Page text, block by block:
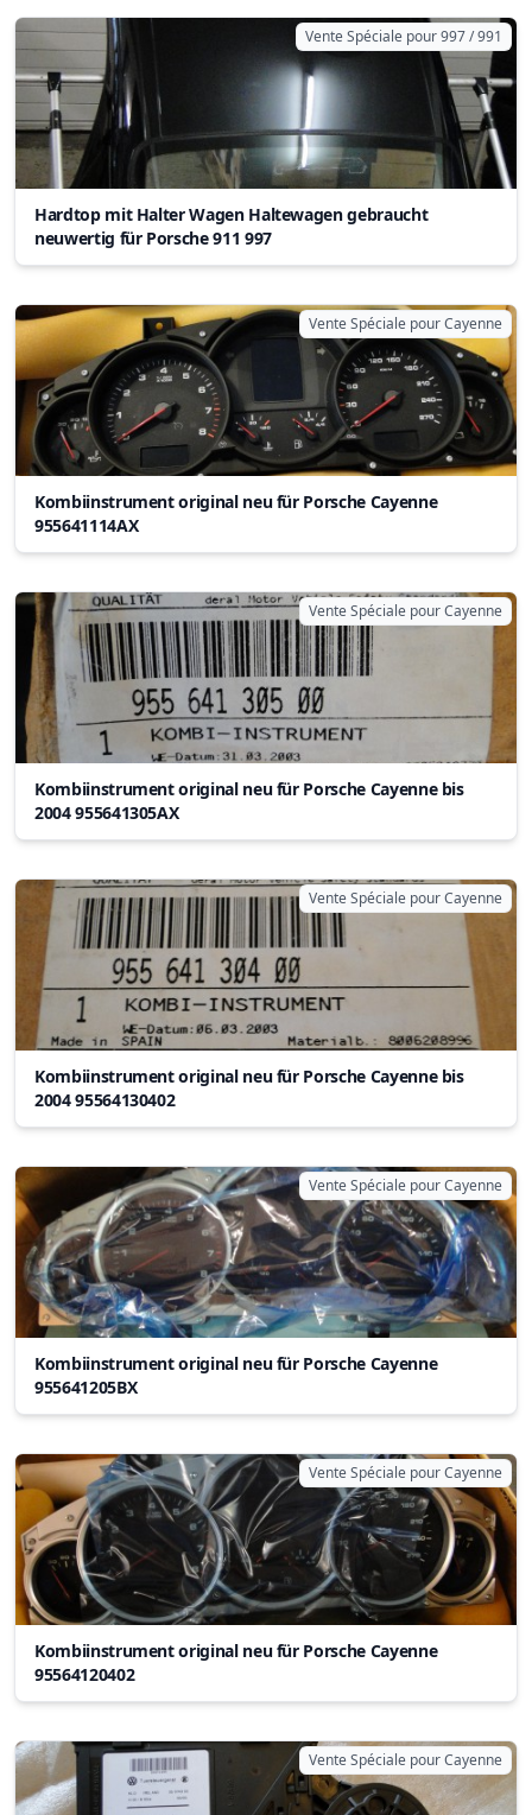
Vente Spéciale pour 997 / 991
Hardtop mit Halter Wagen Haltewagen gebraucht
neuwertig für Porsche 911 997
Vente Spéciale pour Cayenne
Kombiinstrument original neu für Porsche Cayenne
955641114AX
Vente Spéciale pour Cayenne
Kombiinstrument original neu für Porsche Cayenne bis
2004 955641305AX
Vente Spéciale pour Cayenne
Kombiinstrument original neu für Porsche Cayenne bis
2004 95564130402
Vente Spéciale pour Cayenne
Kombiinstrument original neu für Porsche Cayenne
955641205BX
Vente Spéciale pour Cayenne
Kombiinstrument original neu für Porsche Cayenne
95564120402
Vente Spéciale pour Cayenne